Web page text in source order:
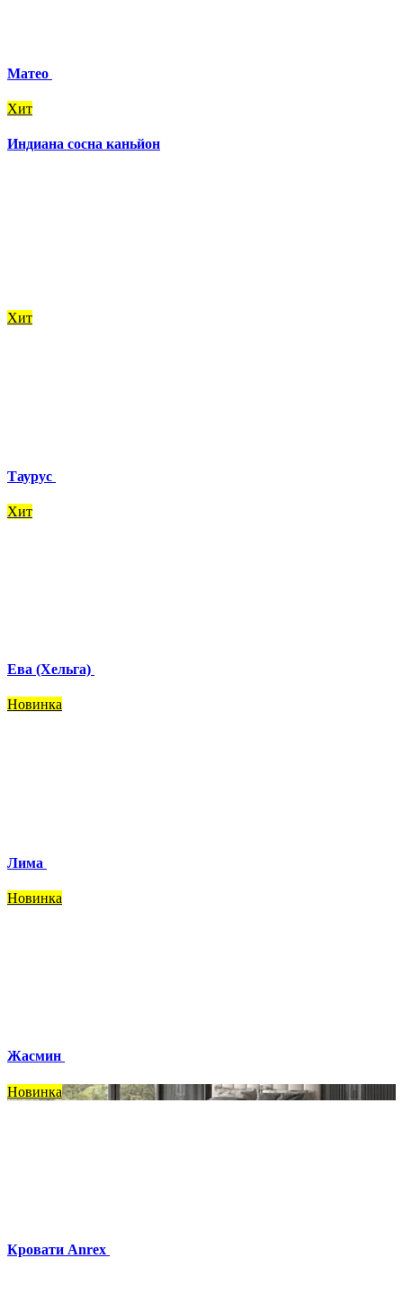
Матео
Хит
Индиана сосна каньйон
Хит
Таурус
Хит
Ева (Хельга)
Новинка
Лима
Новинка
Жасмин
Новинка
Кровати Anrex